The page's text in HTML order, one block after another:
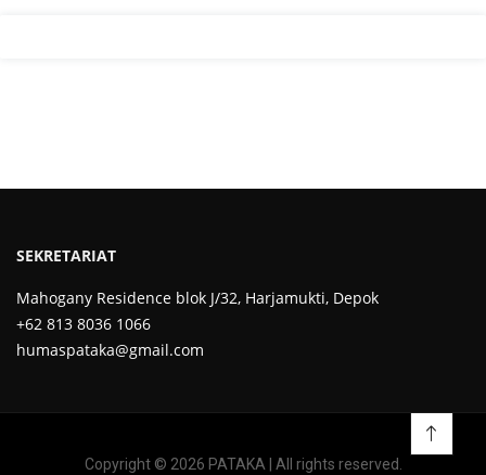
SEKRETARIAT
Mahogany Residence blok J/32, Harjamukti, Depok
+62 813 8036 1066
humaspataka@gmail.com
Copyright © 2026 PATAKA | All rights reserved.